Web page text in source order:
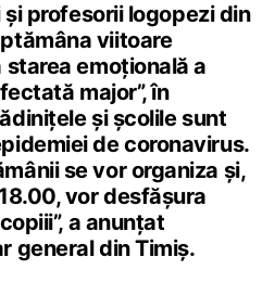
profesorii logopezi din
viitoare
emoțională a
major”, în
și școlile sunt
de coronavirus.
se vor organiza și,
vor desfășura
a anunțat
general din Timiș.